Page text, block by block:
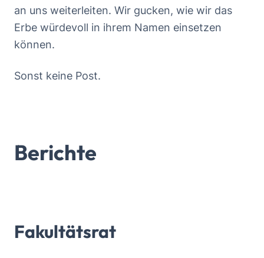
an uns weiterleiten. Wir gucken, wie wir das
Erbe würdevoll in ihrem Namen einsetzen
können.
Sonst keine Post.
Berichte
Fakultätsrat